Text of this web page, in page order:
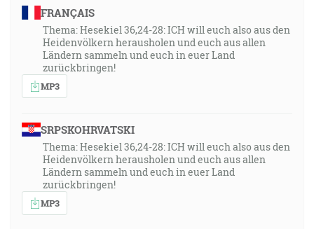
FRANÇAIS
Thema: Hesekiel 36,24-28: ICH will euch also aus den
Heidenvölkern herausholen und euch aus allen
Ländern sammeln und euch in euer Land
zurückbringen!
MP3
SRPSKOHRVATSKI
Thema: Hesekiel 36,24-28: ICH will euch also aus den
Heidenvölkern herausholen und euch aus allen
Ländern sammeln und euch in euer Land
zurückbringen!
MP3